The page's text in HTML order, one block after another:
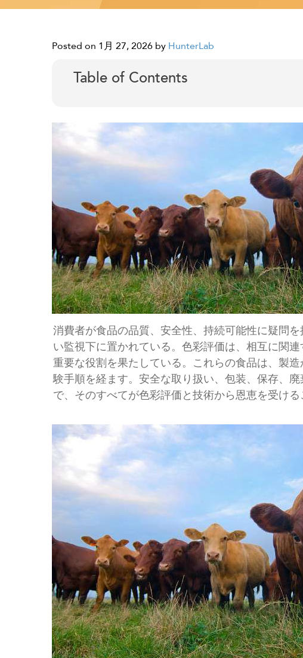
Posted on 1月 27, 2026 by HunterLab
Table of Contents
消費者が食品の品質、安全性、持続可能性に疑問
い監視下に置かれている。色彩評価は、相互に関
重要な役割を果たしている。これらの食品は、製
験手順を経ます。安全な取り扱い、包装、保存、
で、そのすべてが色彩評価と技術から恩恵を受ける